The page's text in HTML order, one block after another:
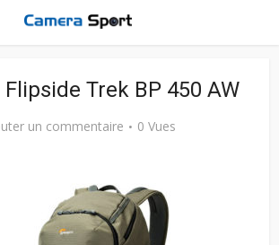
Trek BP 450 AW
un commentaire 0 Vues